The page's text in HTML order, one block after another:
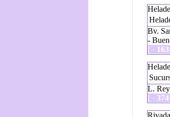
Bv.
-
[ · 163
L.
[ · 374